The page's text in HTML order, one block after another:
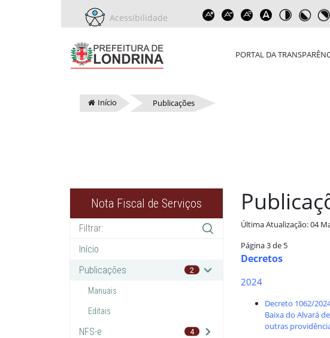
Acessibilidade
PORTAL DA
Início Publicações
Nota Fiscal de Serviços
Início
Publicações
2
Manuais
Editais
NFS-e 4
Última Atualização: 04
Página 3 de 5
Decretos
2024
Decreto 1062/
Baixa do Alvará
outras